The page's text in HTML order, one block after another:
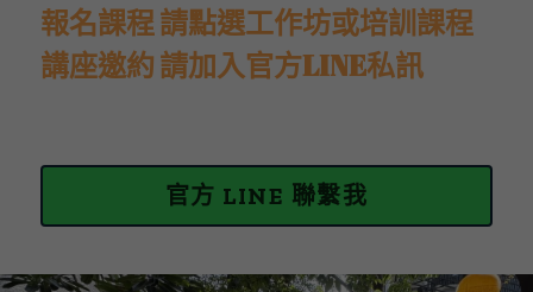
報名課程 請點選工作坊或培訓課程
講座邀約 請加入官方LINE私訊
官方 LINE 聯繫我